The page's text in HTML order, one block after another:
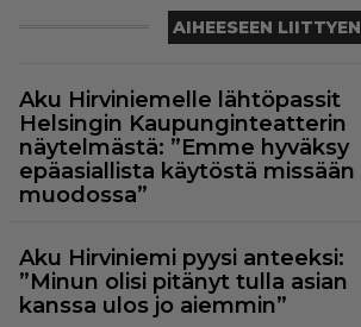
AIHEESEEN LIITTYEN
Aku Hirviniemelle lähtöpassit
Helsingin Kaupunginteatterin
näytelmästä: ”Emme hyväksy
epäasiallista käytöstä missään
muodossa”
Aku Hirviniemi pyysi anteeksi:
”Minun olisi pitänyt tulla asian
kanssa ulos jo aiemmin”